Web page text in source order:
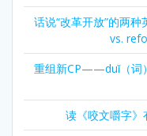
话说“改革开放”的两
vs.
重组新CP——duǐ（词
读《咬文嚼字